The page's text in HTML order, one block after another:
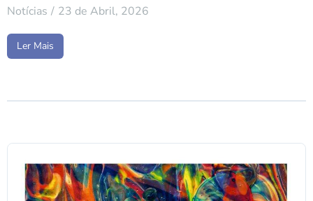
Notícias 23 de Abril, 2026
Ler Mais